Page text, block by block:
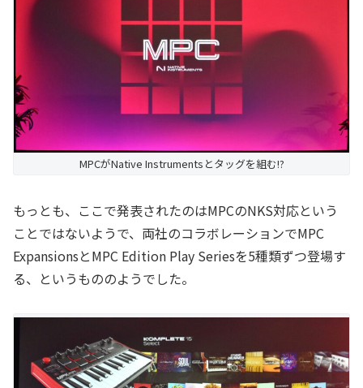
MPCがNative Instrumentsとタッグを組む!?
もっとも、ここで発表されたのはMPCのNKS対応という
ことではないようで、両社のコラボレーションでMPC
ExpansionsとMPC Edition Play Seriesを5種類ずつ登場す
る、というもののようでした。